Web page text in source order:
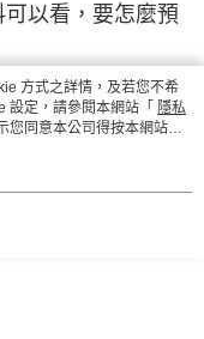
以看，要怎麼預
實驗來觀測天氣
究竟從哪裡來
方式之詳情，及若您不希
設定，請參閱本網站「 隱私
您同意本公司得按本網站使